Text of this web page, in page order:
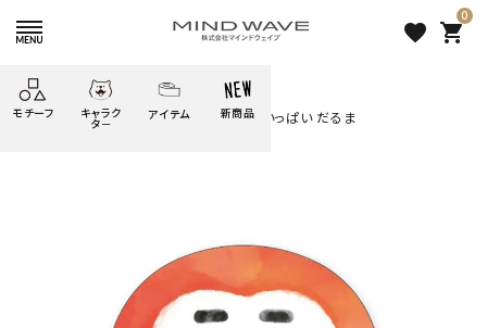
favorite
0
shopping_cart
モチーフ キャラク
タ－
ムーちゃん
だっとちゃん ばいばいべあ
アイテム
文具小物 筆記用具等
新商品 search
HOME
すべての商品
MWステッカー セレクション にっぽんいっぱい だるま